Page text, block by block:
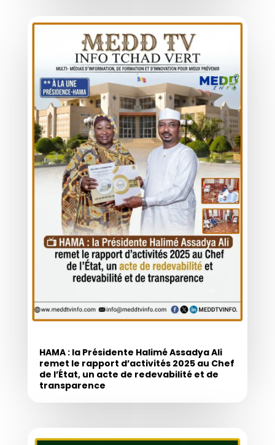
HAMA : la Présidente Halimé Assadya Ali
remet le rapport d’activités 2025 au Chef
de l’État, un acte de redevabilité et de
transparence